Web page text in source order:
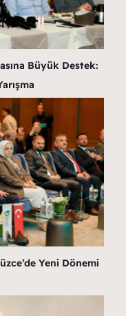
Büyük Destek:
Yeni Dönemi